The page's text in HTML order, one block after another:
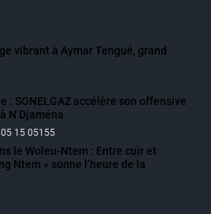
vibrant à Aymar Tengué, grand
: SONELGAZ accélère son offensive
N’Djaména
15 05155
le Woleu-Ntem : Entre cuir et
Ntem » sonne l’heure de la